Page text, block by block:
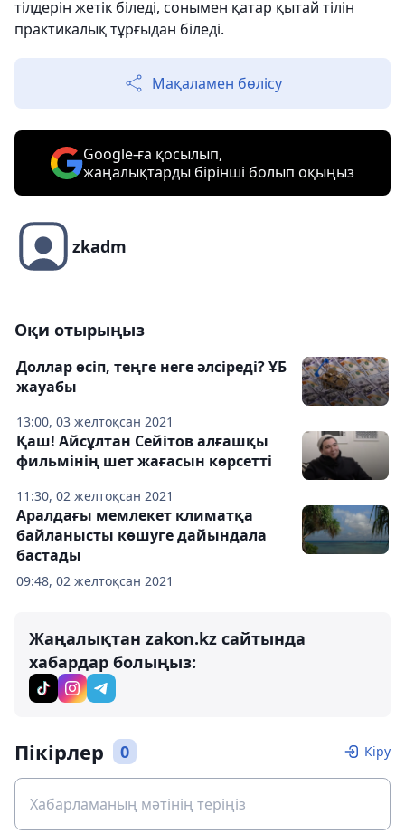
тілдерін жетік біледі, сонымен қатар қытай тілін
практикалық тұрғыдан біледі.
Мақаламен бөлісу
Google-ға қосылып,
жаңалықтарды бірінші болып оқыңыз
zkadm
Оқи отырыңыз
13:00, 03 желтоқсан 2021
Доллар өсіп, теңге неге әлсіреді? ҰБ
жауабы
11:30, 02 желтоқсан 2021
Қаш! Айсұлтан Сейітов алғашқы
фильмінің шет жағасын көрсетті
09:48, 02 желтоқсан 2021
Аралдағы мемлекет климатқа
байланысты көшуге дайындала
бастады
Жаңалықтан zakon.kz сайтында
хабардар болыңыз:
Пікірлер 0 Кіру